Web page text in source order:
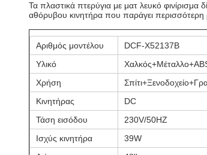
Τα πλαστικά πτερύγια με ματ λευκό
αθόρυβου κινητήρα που παράγει
Αριθμός μοντέλου
DCF-X52137B
Υλικό
Χρήση
Κινητήρας
DC
Τάση εισόδου
230V/50HZ
Ισχύς κινητήρα
39W